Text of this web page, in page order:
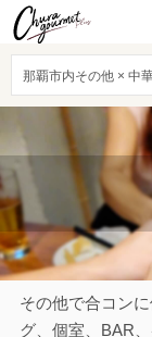
那覇市内その他 × 中
その他で合コン
グ、個室、BAR